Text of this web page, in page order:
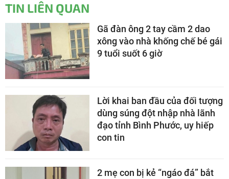
TIN LIÊN QUAN
Gã đàn ông 2 tay cầm 2 dao
xông vào nhà khống chế bé gái
9 tuổi suốt 6 giờ
Lời khai ban đầu của đối tượng
dùng súng đột nhập nhà lãnh
đạo tỉnh Bình Phước, uy hiếp
con tin
2 mẹ con bị kẻ “ngáo đá” bắt